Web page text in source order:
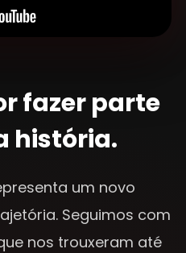
fazer parte
história.
um novo
Seguimos com
nos trouxeram até